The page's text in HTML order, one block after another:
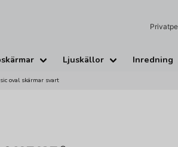
Ljuskällor Inredning
oval skärmar svart